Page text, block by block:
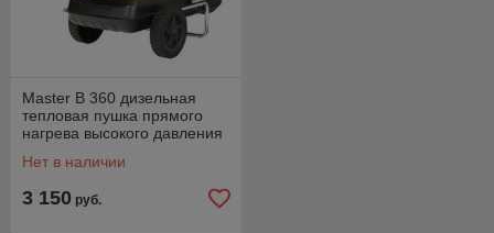
Master B 360 дизельная
тепловая пушка прямого
нагрева высокого давления
Нет в наличии
3 150 руб.